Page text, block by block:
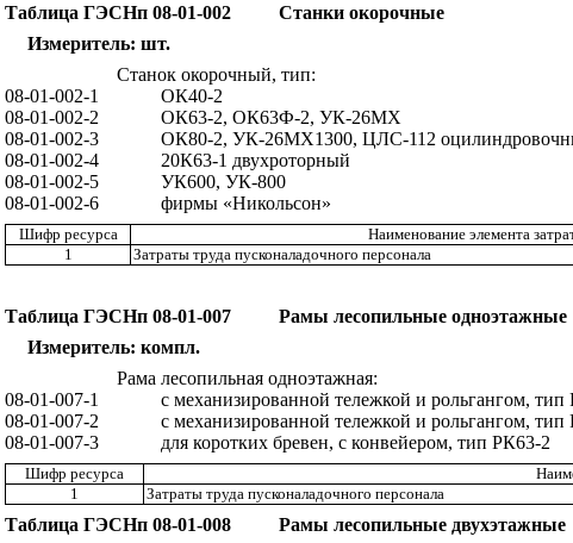
Таблица ГЭСНп 08-01-002
Станки окорочные
Измеритель: шт.
Станок окорочный, тип:
08-01-002-1
ОК40-2
08-01-002-2 ОК63-2, ОК63Ф-2, УК-26МХ
08-01-002-3 ОК80-2, УК-26МХ1300, ЦЛС-112 оцилиндровоч
08-01-002-4 20К63-1 двухроторный
08-01-002-5 УК600, УК-800
08-01-002-6 фирмы «Никольсон»
Шифр ресурса Наименование элемента
1
Затраты труда пусконаладочного персонала
Таблица ГЭСНп 08-01-007
Рамы лесопильные одноэтажные
Измеритель: компл.
Рама лесопильная одноэтажная:
08-01-007-1 с механизированной тележкой и рольгангом, тип
08-01-007-2
с механизированной тележкой и рольгангом, тип
08-01-007-3 для коротких бревен, с конвейером, тип РК63-2
Шифр ресурса
1
Затраты труда пусконаладочного персонала
Таблица ГЭСНп 08-01-008
Рамы лесопильные двухэтажные